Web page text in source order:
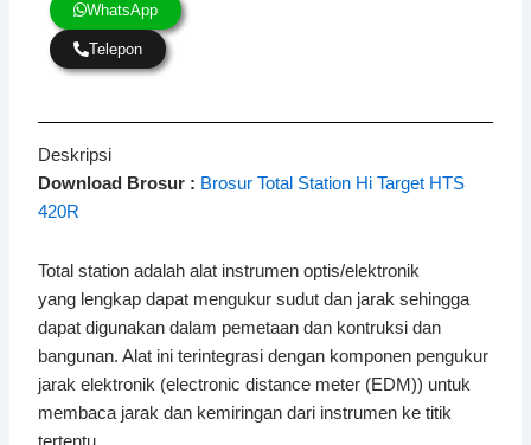
WhatsApp
Telepon
Deskripsi
Download Brosur : Brosur Total Station Hi Target HTS
420R
Total station adalah alat instrumen optis/elektronik
yang lengkap dapat mengukur sudut dan jarak sehingga
dapat digunakan dalam pemetaan dan kontruksi dan
bangunan. Alat ini terintegrasi dengan komponen pengukur
jarak elektronik (electronic distance meter (EDM)) untuk
membaca jarak dan kemiringan dari instrumen ke titik